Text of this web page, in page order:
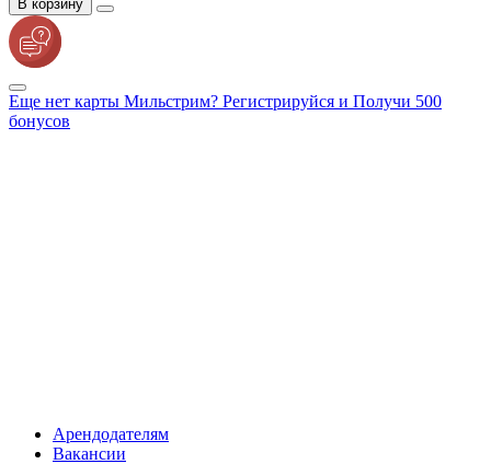
В корзину
Еще нет карты Мильстрим? Регистрируйся и Получи 500
бонусов
Арендодателям
Вакансии